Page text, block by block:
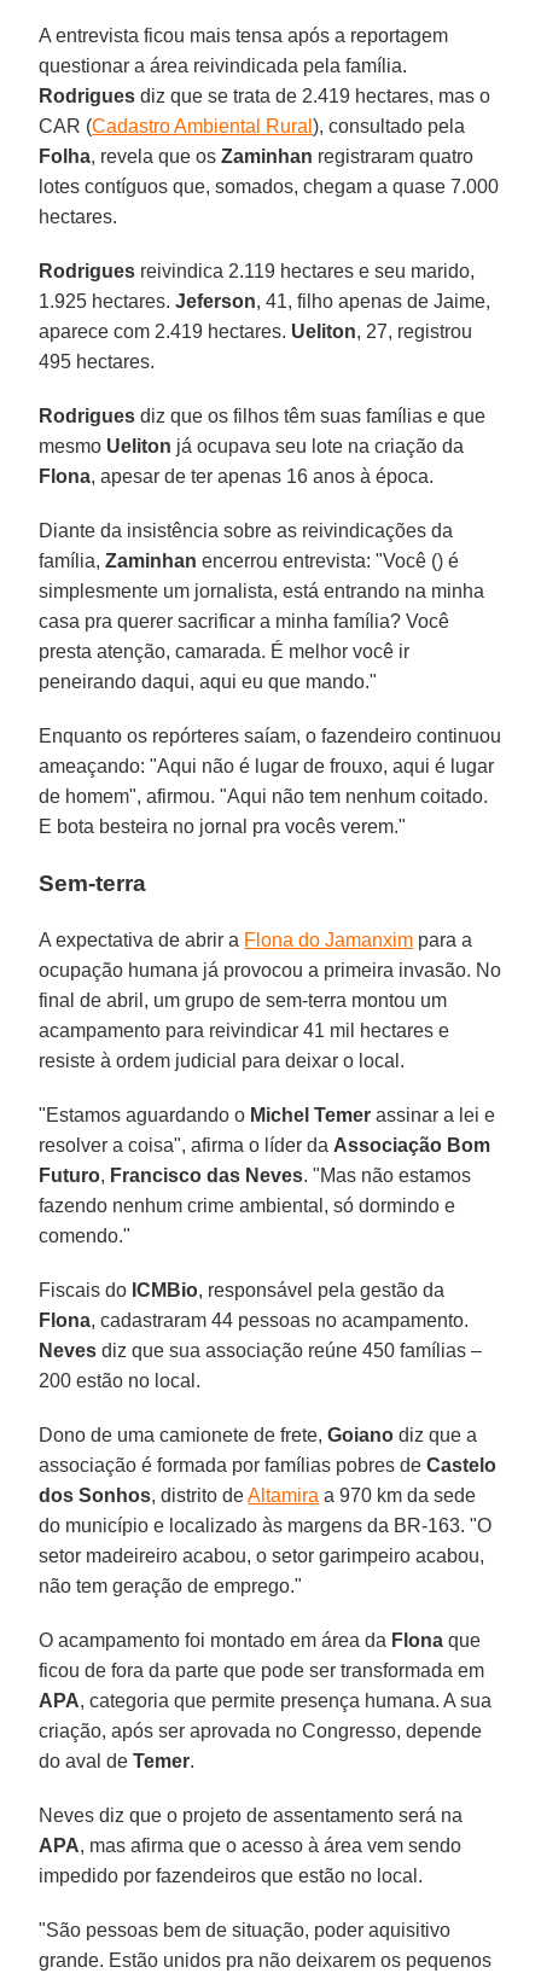
A entrevista ficou mais tensa após a reportagem
questionar a área reivindicada pela família.
Rodrigues diz que se trata de 2.419 hectares, mas o
CAR (Cadastro Ambiental Rural), consultado pela
Folha, revela que osZaminhan registraram quatro
lotes contíguos que, somados, chegam a quase 7.000
hectares.
Rodrigues reivindica 2.119 hectares e seu marido,
1.925 hectares.Jeferson, 41, filho apenas de Jaime,
aparece com 2.419 hectares. Ueliton, 27, registrou
495 hectares.
Rodrigues diz que os filhos têm suas famílias e que
mesmo Ueliton já ocupava seu lote na criação da
Flona, apesar de ter apenas 16 anos à época.
Diante da insistência sobre as reivindicações da
família,Zaminhan encerrou entrevista: "Você () é
simplesmente um jornalista, está entrando na minha
casa pra querer sacrificar a minha família? Você
presta atenção, camarada. É melhor você ir
peneirando daqui, aqui eu que mando."
Enquanto os repórteres saíam, o fazendeiro continuou
ameaçando: "Aqui não é lugar de frouxo, aqui é lugar
de homem", afirmou. "Aqui não tem nenhum coitado.
E bota besteira no jornal pra vocês verem."
Sem-terra
A expectativa de abrir a Flona do Jamanxim para a
ocupação humana já provocou a primeira invasão. No
final de abril, um grupo de sem-terra montou um
acampamento para reivindicar 41 mil hectares e
resiste à ordem judicial para deixar o local.
"Estamos aguardando o Michel Temer assinar a lei e
resolver a coisa", afirma o líder da Associação Bom
Futuro, Francisco das Neves. "Mas não estamos
fazendo nenhum crime ambiental, só dormindo e
comendo."
Fiscais do ICMBio, responsável pela gestão da
Flona, cadastraram 44 pessoas no acampamento.
Neves diz que sua associação reúne 450 famílias –
200 estão no local.
Dono de uma camionete de frete,Goiano diz que a
associação é formada por famílias pobres deCastelo
dos Sonhos, distrito deAltamira a 970 km da sede
do município e localizado às margens da BR-163. "O
setor madeireiro acabou, o setor garimpeiro acabou,
não tem geração de emprego."
O acampamento foi montado em área da Flona que
ficou de fora da parte que pode ser transformada em
APA, categoria que permite presença humana. A sua
criação, após ser aprovada no Congresso, depende
do aval deTemer.
Neves diz que o projeto de assentamento será na
APA, mas afirma que o acesso à área vem sendo
impedido por fazendeiros que estão no local.
"São pessoas bem de situação, poder aquisitivo
grande. Estão unidos pra não deixarem os pequenos